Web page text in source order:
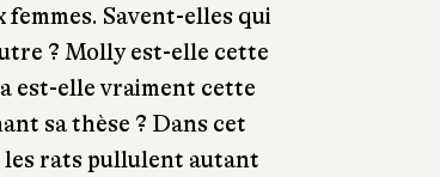
femmes. Savent-elles qui
? Molly est-elle cette
est-elle vraiment cette
sa thèse ? Dans cet
les rats pullulent autant